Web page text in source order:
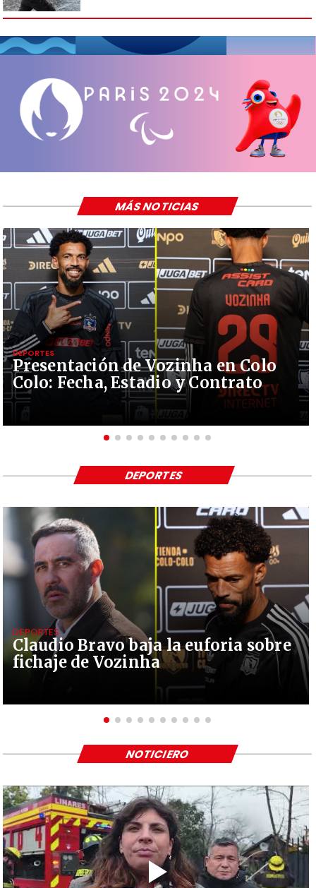
Presentación de Vozinha en Colo
Colo: Fecha, Estadio y Contrato
DEPORTES
MÁS NOTICIAS
Claudio Bravo baja la euforia sobre
fichaje de Vozinha
DEPORTES
DEPORTES
NOTICIERO